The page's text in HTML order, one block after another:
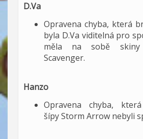
D.Va
Opravena chyba, která
byla D.Va viditelná pro
měla na sobě skiny
Scavenger.
Hanzo
Opravena chyba,
šípy Storm Arrow nebyli